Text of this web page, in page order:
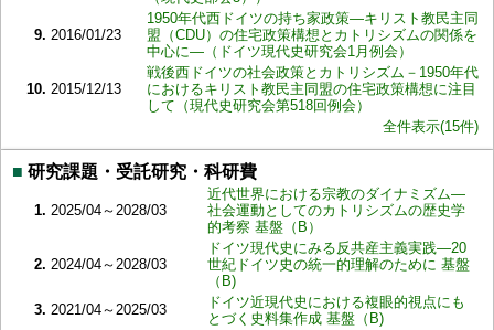
9. 2016/01/23
1950年代西ドイツの持ち家政策―キリスト教民主同
盟（CDU）の住宅政策構想とカトリシズムの関係を
中心に―（ドイツ現代史研究会1月例会）
10. 2015/12/13
戦後西ドイツの社会政策とカトリシズム－1950年代
におけるキリスト教民主同盟の住宅政策構想に注目
して（現代史研究会第518回例会）
全件表示(15件)
■ 研究課題・受託研究・科研費
1. 2025/04～2028/03
近代世界における宗教のダイナミズム―
社会運動としてのカトリシズムの歴史学
的考察 基盤（B）
2. 2024/04～2028/03
ドイツ現代史にみる反共産主義実践―20
世紀ドイツ史の統一的理解のために 基盤
（B)
3. 2021/04～2025/03
ドイツ近現代史における複眼的視点にも
とづく史料集作成 基盤（B)